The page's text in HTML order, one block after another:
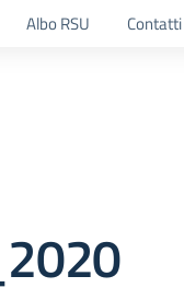
Albo RSU Contatti